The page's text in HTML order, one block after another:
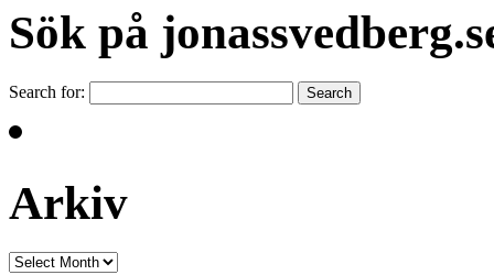
Sök på
Search for:
Arkiv